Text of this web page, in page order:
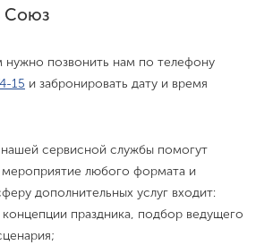
Союз
нужно позвонить нам по телефону
15 и забронировать дату и время
сервисной службы помогут
мероприятие любого формата и
дополнительных услуг входит:
праздника, подбор ведущего